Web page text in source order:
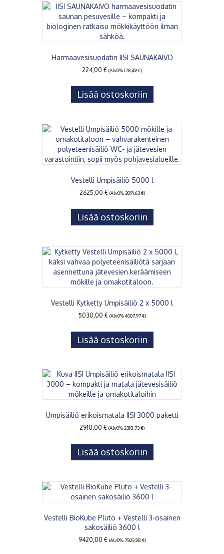
Harmaavesisuodatin IISI SAUNAKAIVO
224,00 € (Alv0%178,49€)
Lisää ostoskoriin
Vestelli Umpisäiliö 5000 l
2625,00 € (Alv0% 2091,63€)
Lisää ostoskoriin
Vestelli Kytketty Umpisäiliö 2 x 5000 l
5030,00 € (Alv0%4007,97€)
Lisää ostoskoriin
Umpisäiliö erikoismatala IISI 3000 paketti
2910,00 € (Alv0%2318,73€)
Lisää ostoskoriin
Vestelli BioKube Pluto + Vestelli 3-osainen
sakosäiliö 3600 l
9420,00 € (Alv0% 7505,98 €)